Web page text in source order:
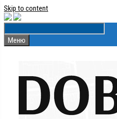
Skip to content
Меню